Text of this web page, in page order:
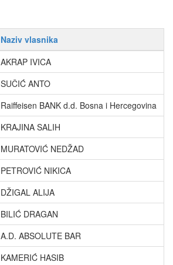
Naziv vlasnika
AKRAP IVICA
SUČIĆ ANTO
Raiffeisen BANK d.d. Bosna i Hercegovina
KRAJINA SALIH
MURATOVIĆ NEDŽAD
PETROVIĆ NIKICA
DŽIGAL ALIJA
BILIĆ DRAGAN
A.D. ABSOLUTE BAR
KAMERIĆ HASIB